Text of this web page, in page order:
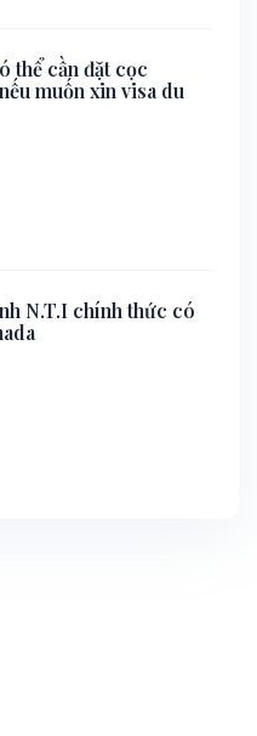
thể cần đặt cọc
muốn xin visa du
N.T.I chính thức có